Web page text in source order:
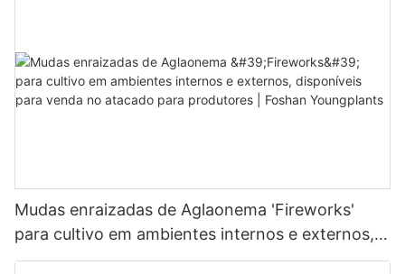
Mudas enraizadas de Aglaonema 'Fireworks'
para cultivo em ambientes internos e externos,
disponíveis para venda no atacado para